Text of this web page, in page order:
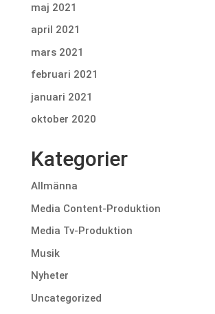
maj 2021
april 2021
mars 2021
februari 2021
januari 2021
oktober 2020
Kategorier
Allmänna
Media Content-Produktion
Media Tv-Produktion
Musik
Nyheter
Uncategorized